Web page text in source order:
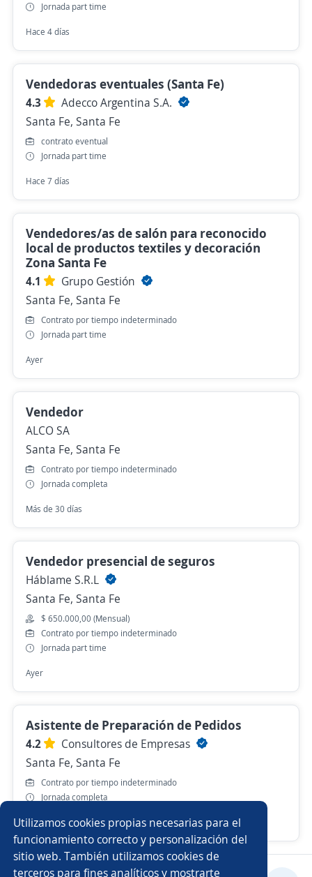
Utilizamos cookies propias necesarias para el
funcionamiento correcto y personalización del
sitio web. También utilizamos cookies de
terceros para fines analíticos y mostrarte
Jornada part time
Hace 4 días
Vendedoras eventuales (Santa Fe)
4.3
Adecco Argentina S.A.
Santa Fe, Santa Fe
contrato eventual
Jornada part time
Hace 7 días
Vendedores/as de salón para reconocido
local de productos textiles y decoración
Zona Santa Fe
4.1
Grupo Gestión
Santa Fe, Santa Fe
Contrato por tiempo indeterminado
Jornada part time
Ayer
Vendedor
ALCO SA
Santa Fe, Santa Fe
Contrato por tiempo indeterminado
Jornada completa
Más de 30 días
Vendedor presencial de seguros
Háblame S.R.L
Santa Fe, Santa Fe
$ 650.000,00 (Mensual)
Contrato por tiempo indeterminado
Jornada part time
Ayer
Asistente de Preparación de Pedidos
4.2
Consultores de Empresas
Santa Fe, Santa Fe
Contrato por tiempo indeterminado
Jornada completa
Hace 7 días